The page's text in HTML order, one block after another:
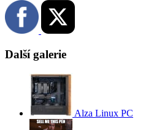
Další galerie
Alza Linux PC